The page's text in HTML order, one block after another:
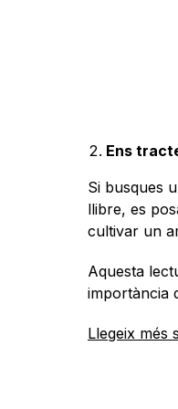
Ens
Si busques
llibre, es
cultivar un
Aquesta
importància
Llegeix més